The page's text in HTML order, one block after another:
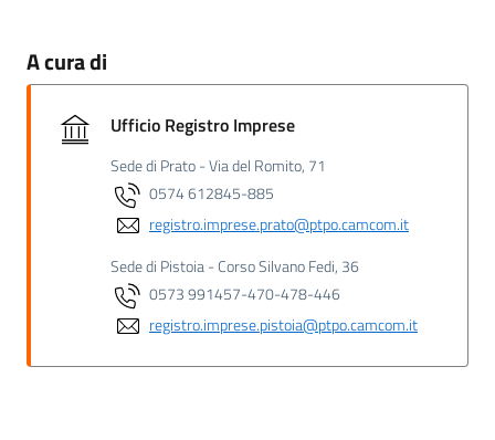
A cura di
Ufficio Registro Imprese
Sede di Prato - Via del Romito, 71
0574 612845-885
registro.imprese.prato@ptpo.camcom.it
Sede di Pistoia - Corso Silvano Fedi, 36
0573 991457-470-478-446
registro.imprese.pistoia@ptpo.camcom.it